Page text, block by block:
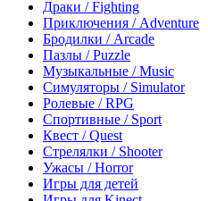
Драки / Fighting
Приключения / Adventure
Бродилки / Arcade
Пазлы / Puzzle
Музыкальные / Music
Симуляторы / Simulator
Ролевые / RPG
Спортивные / Sport
Квест / Quest
Стрелялки / Shooter
Ужасы / Horror
Игры для детей